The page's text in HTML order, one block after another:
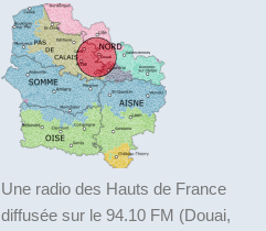
Une radio des Hauts de France
diffusée sur le 94.10 FM (Douai,